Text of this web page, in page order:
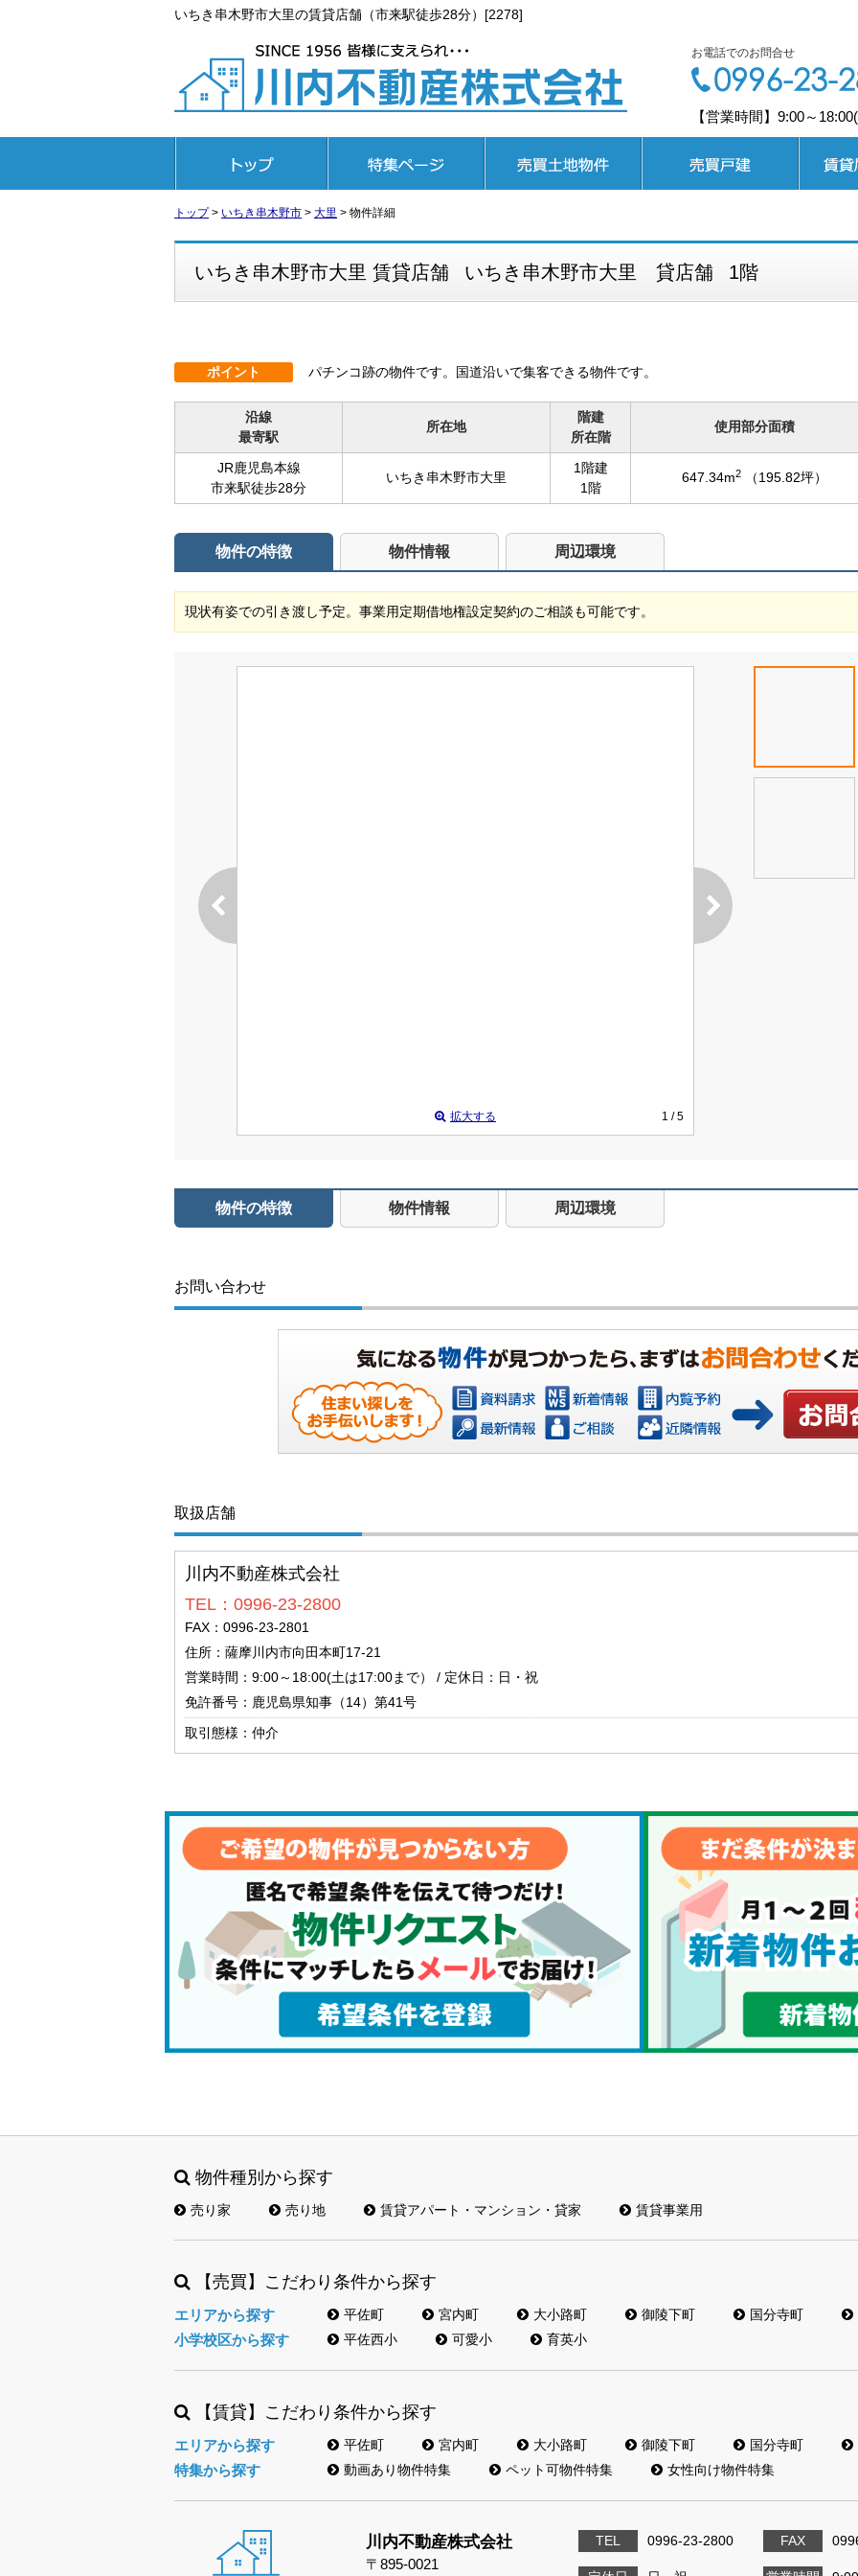
いちき串木野市大里の賃貸店舗（市来駅徒歩28分）[2278]
お電話でのお問合せ
【営業時間】9:00～
トップ> いちき串木野市 > 大里 > 物件詳細
いちき串木野市大里 賃貸店舗 いちき串木野市大里 貸店舗 1階
ポイント パチンコ跡の物件です。国道沿いで集客できる物件です。
沿線
最寄駅
所在地
階建
所在階
使用部分面積
JR鹿児島本線
市来駅徒歩28分
いちき串木野市大里
1階建
1階
647.34m2 （195.82坪）
物件の特徴 物件情報 周辺環境
現状有姿での引き渡し予定。事業用定期借地権設定契約のご相談も可能です。
拡大する 1 / 5
物件の特徴 物件情報 周辺環境
お問い合わせ
取扱店舗
川内不動産株式会社
TEL：0996-23-2800
FAX：0996-23-2801
住所：薩摩川内市向田本町17-21
営業時間：9:00～18:00(土は17:00まで） / 定休日：日・祝
免許番号：鹿児島県知事（14）第41号
取引態様：仲介
物件種別から探す
売り家 売り地 賃貸アパート・マンション・貸家 賃貸事業用
【売買】こだわり条件から探す
エリアから探す 平佐町 宮内町 大小路町 御陵下町 国分寺町
小学校区から探す 平佐西小 可愛小 育英小
【賃貸】こだわり条件から探す
エリアから探す 平佐町 宮内町 大小路町 御陵下町 国分寺町
特集から探す 動画あり物件特集 ペット可物件特集 女性向け物件特集
川内不動産株式会社
〒895-0021
TEL 0996-23-2800 FAX